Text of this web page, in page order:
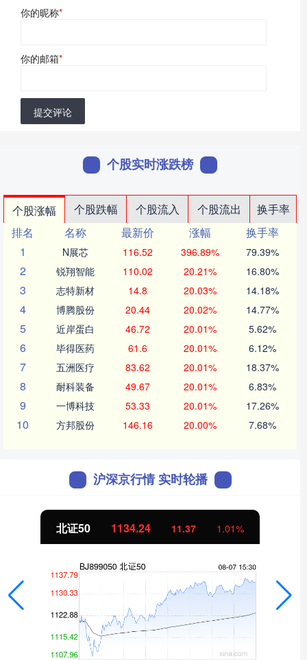
你的昵称*
你的邮箱*
提交评论
个股实时涨跌榜
个股涨幅 个股跌幅 个股流入 个股流出
换手率
排名
名称 最新价 涨幅
换手率
1
N展芯 116.52 396.89% 79.39%
2 锐翔智能 110.02 20.21% 16.80%
3 志特新材 14.8 20.03% 14.18%
4 博腾股份 20.44 20.02% 14.77%
5 近岸蛋白 46.72 20.01% 5.62%
6 毕得医药 61.6 20.01% 6.12%
7 五洲医疗 83.62 20.01% 18.37%
8 耐科装备 49.67 20.01% 6.83%
9 一博科技 53.33 20.01% 17.26%
10 方邦股份 146.16 20.00% 7.68%
沪深京行情 实时轮播
北证50 1134.24 11.37 1.01%